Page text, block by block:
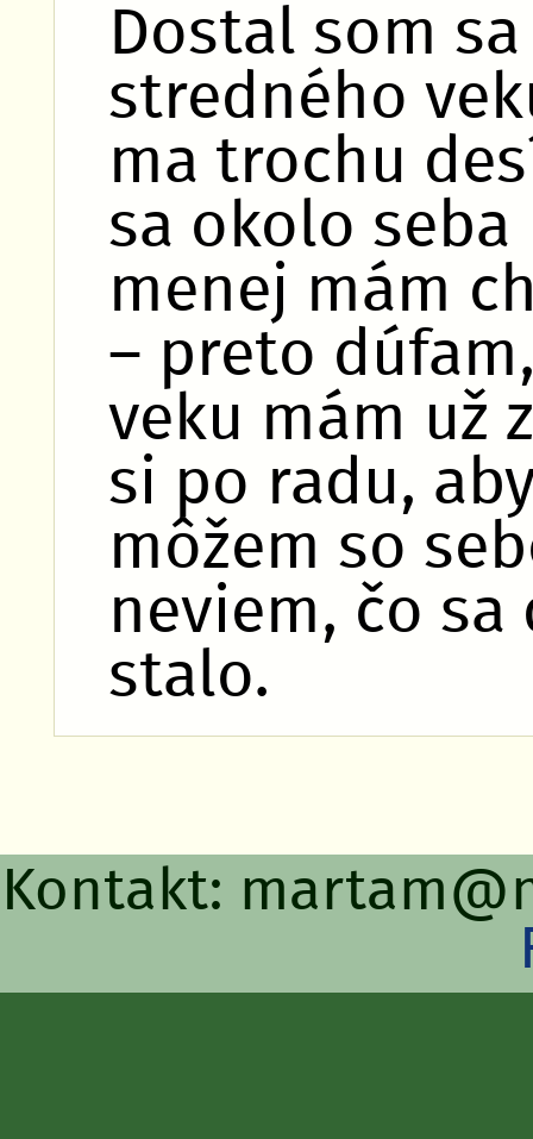
Dostal som
stredného
ma trochu
sa okolo
menej mám
– preto
veku mám už
si po radu,
môžem so
neviem, čo
stalo.
Kontakt: martam@